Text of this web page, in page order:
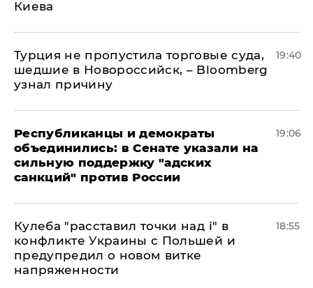
Киева
Турция не пропустила торговые суда,
шедшие в Новороссийск, – Bloomberg
узнал причину
19:40
Республиканцы и демократы
объединились: в Сенате указали на
сильную поддержку "адских
санкций" против России
19:06
Кулеба "расставил точки над і" в
конфликте Украины с Польшей и
предупредил о новом витке
напряженности
18:55